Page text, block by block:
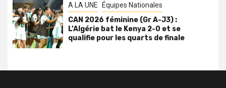
A LA UNE Équipes Nationales
CAN 2026 féminine (Gr A-J3) :
L’Algérie bat le Kenya 2-0 et se
qualifie pour les quarts de finale